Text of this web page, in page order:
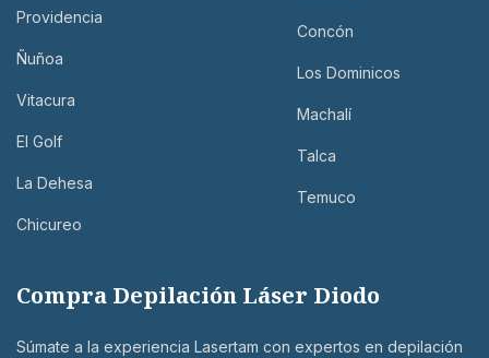
Providencia
Ñuñoa
Vitacura
El Golf
La Dehesa
Chicureo
Concón
Los Dominicos
Machalí
Talca
Temuco
Compra Depilación Láser Diodo
Súmate a la experiencia Lasertam con expertos en depilación